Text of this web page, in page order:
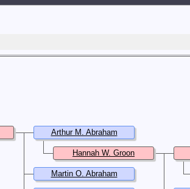
Arthur M. Abraham
Hannah W. Groon
Martin O. Abraham